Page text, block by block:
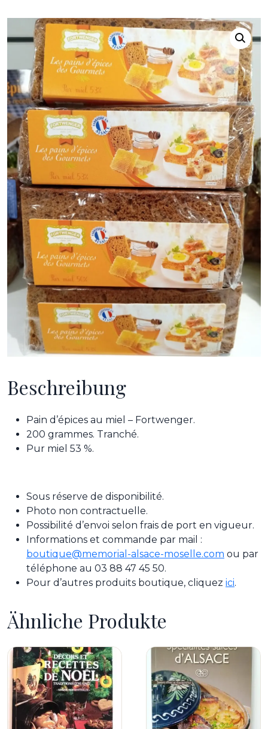
Beschreibung
Pain d’épices au miel – Fortwenger.
200 grammes. Tranché.
Pur miel 53 %.
Sous réserve de disponibilité.
Photo non contractuelle.
Possibilité d’envoi selon frais de port en vigueur.
Informations et commande par mail :
boutique@memorial-alsace-moselle.com ou par
téléphone au 03 88 47 45 50.
Pour d’autres produits boutique, cliquez ici.
Ähnliche Produkte